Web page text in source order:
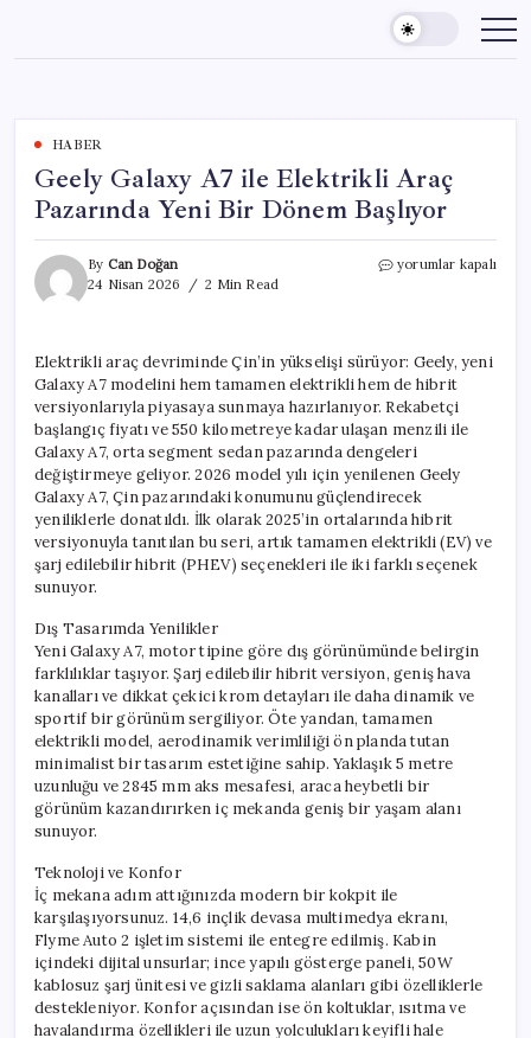
content
HABER
Geely Galaxy A7 ile Elektrikli Araç
Pazarında Yeni Bir Dönem Başlıyor
By Can Doğan
24 Nisan 2026
2 Min Read
Geely
Araç
Pazarında
Yeni
Bir
Dönem
için
yorumlar kapalı
Elektrikli araç devriminde Çin’in yükselişi sürüyor: Geely, yeni
Galaxy A7 modelini hem tamamen elektrikli hem de hibrit
versiyonlarıyla piyasaya sunmaya hazırlanıyor. Rekabetçi
başlangıç fiyatı ve 550 kilometreye kadar ulaşan menzili ile
Galaxy A7, orta segment sedan pazarında dengeleri
değiştirmeye geliyor. 2026 model yılı için yenilenen Geely
Galaxy A7, Çin pazarındaki konumunu güçlendirecek
yeniliklerle donatıldı. İlk olarak 2025’in ortalarında hibrit
versiyonuyla tanıtılan bu seri, artık tamamen elektrikli (EV) ve
şarj edilebilir hibrit (PHEV) seçenekleri ile iki farklı seçenek
sunuyor.
Dış Tasarımda Yenilikler
Yeni Galaxy A7, motor tipine göre dış görünümünde belirgin
farklılıklar taşıyor. Şarj edilebilir hibrit versiyon, geniş hava
kanalları ve dikkat çekici krom detayları ile daha dinamik ve
sportif bir görünüm sergiliyor. Öte yandan, tamamen
elektrikli model, aerodinamik verimliliği ön planda tutan
minimalist bir tasarım estetiğine sahip. Yaklaşık 5 metre
uzunluğu ve 2845 mm aks mesafesi, araca heybetli bir
görünüm kazandırırken iç mekanda geniş bir yaşam alanı
sunuyor.
Teknoloji ve Konfor
İç mekana adım attığınızda modern bir kokpit ile
karşılaşıyorsunuz. 14,6 inçlik devasa multimedya ekranı,
Flyme Auto 2 işletim sistemi ile entegre edilmiş. Kabin
içindeki dijital unsurlar; ince yapılı gösterge paneli, 50W
kablosuz şarj ünitesi ve gizli saklama alanları gibi özelliklerle
destekleniyor. Konfor açısından ise ön koltuklar, ısıtma ve
havalandırma özellikleri ile uzun yolculukları keyifli hale